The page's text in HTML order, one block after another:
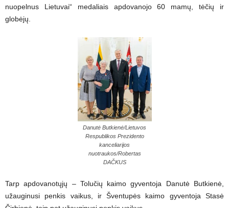
nuopelnus Lietuvai“ medaliais apdovanojo 60 mamų, tėčių ir
globėjų.
Danutė Butkienė/Lietuvos
Respublikos Prezidento
kanceliarijos
nuotraukos/Robertas
DAČKUS
Tarp apdovanotųjų – Tolučių kaimo gyventoja Danutė Butkienė,
užauginusi penkis vaikus, ir Šventupės kaimo gyventoja Stasė